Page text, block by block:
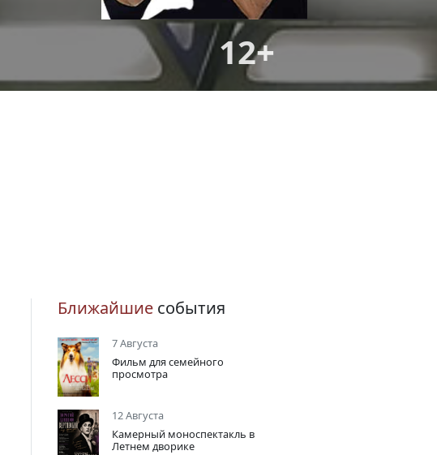
12+
Ближайшие события
7 Августа
Фильм для семейного
просмотра
12 Августа
Камерный моноспектакль в
Летнем дворике